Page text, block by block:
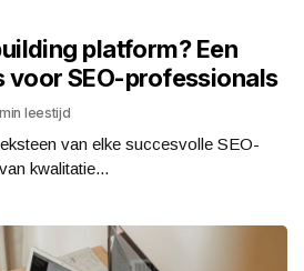
platform? Een
voor SEO-professionals
leestijd
van elke succesvolle SEO-
kwalitatie...